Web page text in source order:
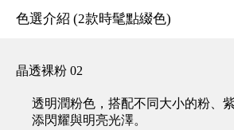
色選介紹 (2款時髦點綴色)
晶透裸粉 02
透明潤粉色，搭配不同大小的粉、
添閃耀與明亮光澤。